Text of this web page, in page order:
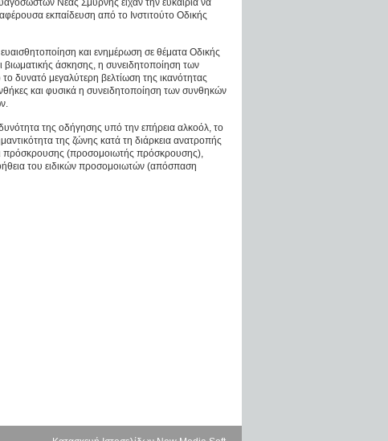
εκπαίδευση από το Ινστιτούτο Οδικής
και ενημέρωση σε θέματα Οδικής
βιωματικής άσκησης, η συνειδητοποίηση των
δυνατό μεγαλύτερη βελτίωση της ικανότητας
και φυσικά η συνειδητοποίηση των συνθηκών
της οδήγησης υπό την επήρεια αλκοόλ, το
της ζώνης κατά τη διάρκεια ανατροπής
πρόσκρουσης (προσομοιωτής πρόσκρουσης),
του ειδικών προσομοιωτών (απόσπαση